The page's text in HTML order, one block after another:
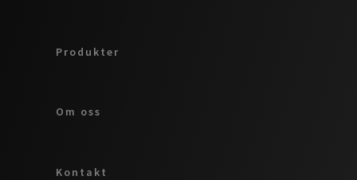
Produkter
Om oss
Kontakt